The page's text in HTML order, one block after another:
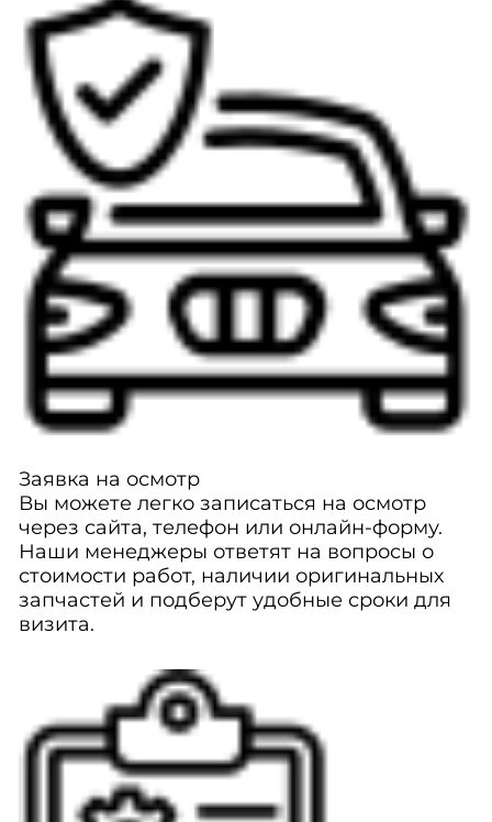
Заявка на осмотр
Вы можете легко записаться на осмотр
через сайта, телефон или онлайн-форму.
Наши менеджеры ответят на вопросы о
стоимости работ, наличии оригинальных
запчастей и подберут удобные сроки для
визита.